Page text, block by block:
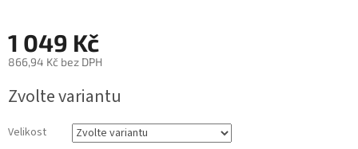
1 049 Kč
866,94 Kč bez DPH
cena:
Zvolte variantu
Velikost